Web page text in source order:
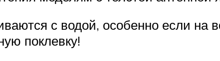
с водой, особенно если
поклевку!